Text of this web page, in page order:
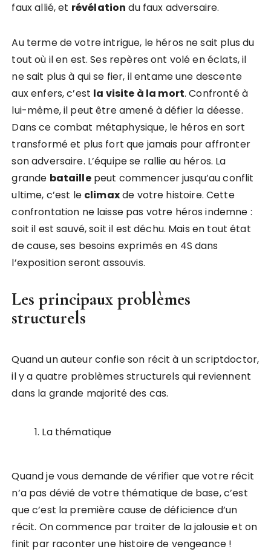
faux allié, et révélation du faux adversaire.
Au terme de votre intrigue, le héros ne sait plus du
tout où il en est. Ses repères ont volé en éclats, il
ne sait plus à qui se fier, il entame une descente
aux enfers, c’est la visite à la mort. Confronté à
lui-même, il peut être amené à défier la déesse.
Dans ce combat métaphysique, le héros en sort
transformé et plus fort que jamais pour affronter
son adversaire. L’équipe se rallie au héros. La
grande bataillepeut commencer jusqu’au conflit
ultime, c’est le climaxde votre histoire. Cette
confrontation ne laisse pas votre héros indemne :
soit il est sauvé, soit il est déchu. Mais en tout état
de cause, ses besoins exprimés en 4S dans
l’exposition seront assouvis.
Les principaux problèmes
structurels
Quand un auteur confie son récit à un scriptdoctor,
il y a quatre problèmes structurels qui reviennent
dans la grande majorité des cas.
La thématique
Quand je vous demande de vérifier que votre récit
n’a pas dévié de votre thématique de base, c’est
que c’est la première cause de déficience d’un
récit. On commence par traiter de la jalousie et on
finit par raconter une histoire de vengeance !